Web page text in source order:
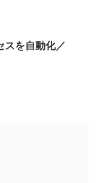
スを自動化／